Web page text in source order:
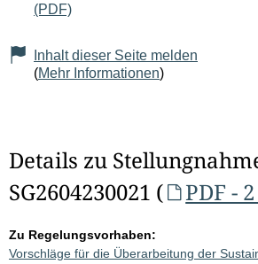
(PDF)
Inhalt dieser Seite melden
(Mehr Informationen)
Details zu
SG2604230021 (
PDF -
Zu Regelungsvorhaben:
Vorschläge für die Überarbeitung der